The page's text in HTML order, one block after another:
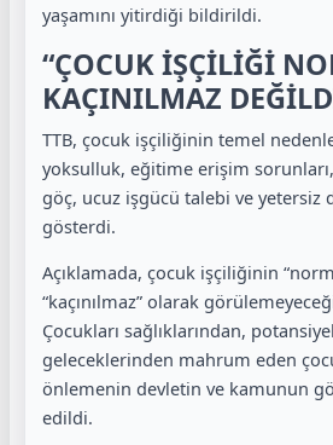
yaşamını yitirdiği bildirildi.
“ÇOCUK İŞÇİLİĞİ
KAÇINILMAZ
TTB, çocuk işçiliğinin temel
yoksulluk, eğitime erişim
göç, ucuz işgücü talebi ve yetersiz
gösterdi.
Açıklamada, çocuk işçiliğinin
“kaçınılmaz” olarak
Çocukları sağlıklarından,
geleceklerinden mahrum eden
önlemenin devletin ve kamunun
edildi.